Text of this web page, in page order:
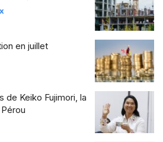
en juillet
de Keiko Fujimori, la